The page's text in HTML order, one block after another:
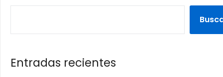
Entradas recientes